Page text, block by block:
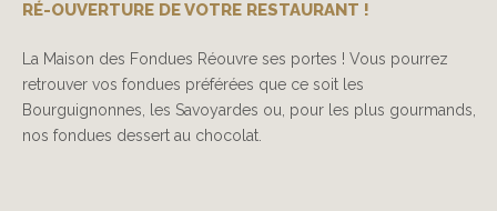
RÉ-OUVERTURE DE VOTRE RESTAURANT !
La Maison des Fondues Réouvre ses portes ! Vous pourrez
retrouver vos fondues préférées que ce soit les
Bourguignonnes, les Savoyardes ou, pour les plus gourmands,
nos fondues dessert au chocolat.